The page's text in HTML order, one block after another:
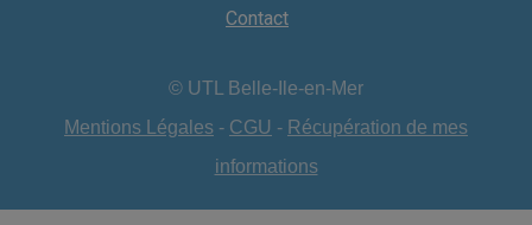
Contact
© UTL Belle-Ile-en-Mer
Mentions Légales - CGU - Récupération de mes
informations